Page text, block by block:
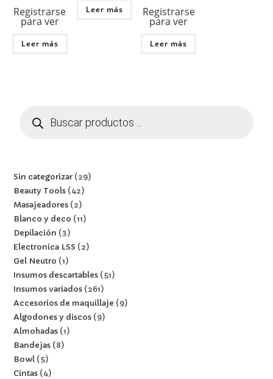
Registrarse
para ver
Leer más
Leer más Registrarse
para ver
Leer más
Sin categorizar 29
Beauty Tools 42
Masajeadores 2
Blanco y deco
11
Depilación
3
Electronica LSS
2
Gel Neutro
1
Insumos descartables 51
Insumos variados 261
Accesorios de maquillaje
9
Algodones y discos 9
Almohadas 1
Bandejas 8
Bowl 5
Cintas 4